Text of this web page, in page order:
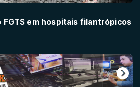
FGTS em hospitais filantrópicos